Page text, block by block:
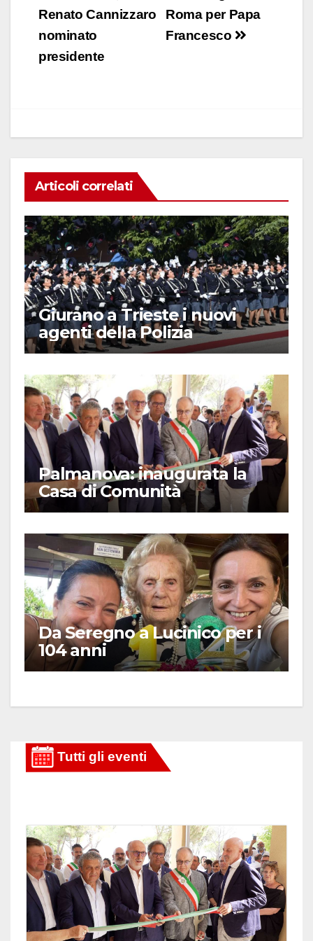
e
b
o
s
e
di
vi
articoli
Roma per Papa
Francesco
Renato Cannizzaro
nominato
presidente
Articoli correlati
Giurano a Trieste i nuovi
agenti della Polizia
Palmanova: inaugurata la
Casa di Comunità
Da Seregno a Lucinico per i
104 anni